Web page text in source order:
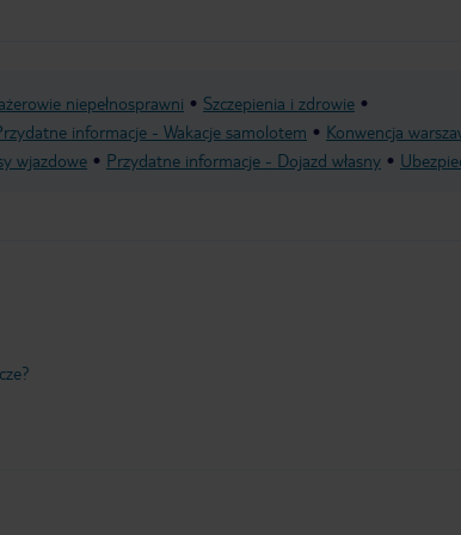
niepełnosprawni
Szczepienia i zdrowie
informacje - Wakacje samolotem
Konwencja
wjazdowe Przydatne informacje - Dojazd własny